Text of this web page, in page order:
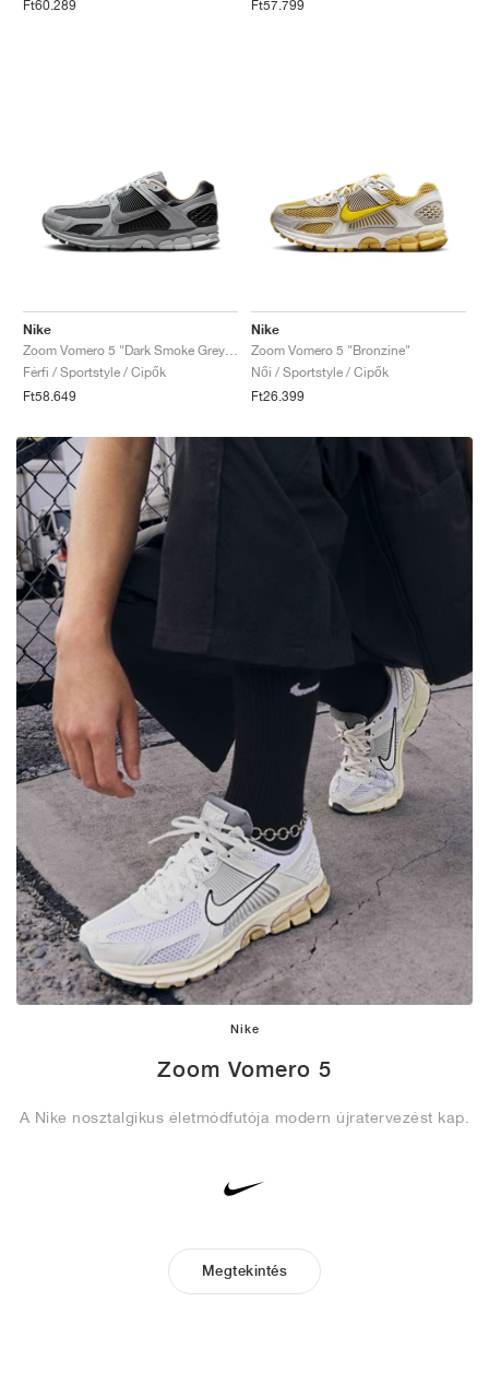
Nike
Zoom Vomero 5
A Nike nosztalgikus életmódfutója modern újratervezést kap.
Megtekintés
Ft60.289
Ft57.799
Nike
Férfi / Sportstyle / Cipők
Ft58.649
Nike
Zoom Vomero 5 "Bronzine"
Női / Sportstyle / Cipők
Ft26.399